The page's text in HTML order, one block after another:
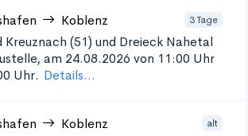
Koblenz 3 Tage
Kreuznach (51) und Dreieck Nahetal
am 24.08.2026 von 11:00 Uhr
Uhr. Details...
Koblenz alt